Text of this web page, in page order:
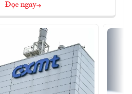
Đọc ngay